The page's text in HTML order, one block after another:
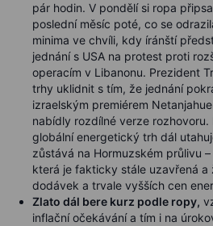
pár hodin. V pondělí si ropa
poslední měsíc poté, co se
minima ve chvíli, kdy íránští
jednání s USA na protest proti
operacím v Libanonu. Prezident
trhy uklidnit s tím, že jednání
izraelským premiérem
nabídly rozdílné verze
globální energetický trh dál
zůstává na Hormuzském průlivu
která je fakticky stále uzavřená
dodávek a trvale vyšších cen
Zlato dál bere kurz podle ropy,
inflační očekávání a tím i na